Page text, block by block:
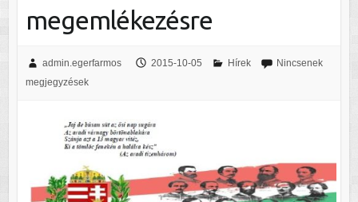
megemlékezésre
admin.egerfarmos 2015-10-05 Hírek
Nincsenek
megjegyzések